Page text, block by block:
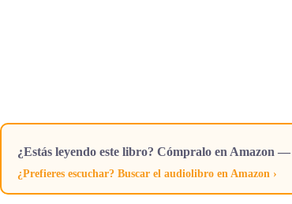
¿Estás leyendo este libro? Cómpralo en Amazon
¿Prefieres escuchar? Buscar el audiolibro en Amazon ›